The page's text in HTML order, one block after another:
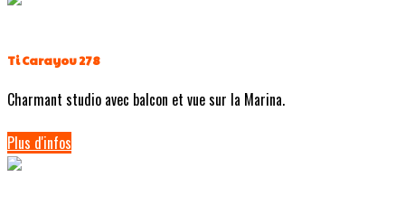
Ti Carayou 278
Charmant studio avec balcon et vue sur la Marina.
Plus d'infos